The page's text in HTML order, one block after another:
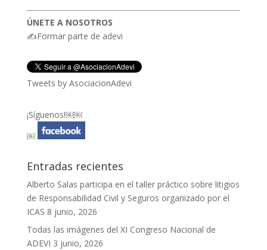
ÚNETE A NOSOTROS
✍Formar parte de adevi
Tweets by AsociacionAdevi
¡Síguenos!￼￼
￼
Entradas recientes
Alberto Salas participa en el taller práctico sobre litigios
de Responsabilidad Civil y Seguros organizado por el
ICAS 8 junio, 2026
Todas las imágenes del XI Congreso Nacional de
ADEVI 3 junio, 2026